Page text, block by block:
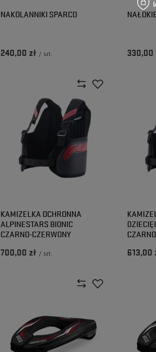
NAKOLANNIKI SPARCO
240,00 zł / szt. 330,00
KAMIZELKA OCHRONNA
ALPINESTARS BIONIC
CZARNO-CZERWONY
700,00 zł / szt. 613,00